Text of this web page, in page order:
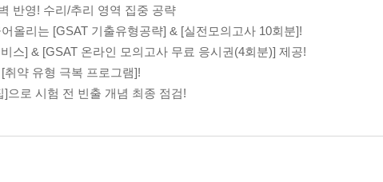
반영! 수리/추리 영역 집중 공략
올리는 [GSAT 기출유형공략] & [실전모의고사 10회분]!
스] & [GSAT 온라인 모의고사 무료 응시권(4회분)] 제공!
약 유형 극복 프로그램]!
으로 시험 전 빈출 개념 최종 점검!